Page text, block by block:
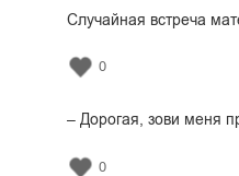
Случайная встреча
0
– Дорогая, зови меня
0